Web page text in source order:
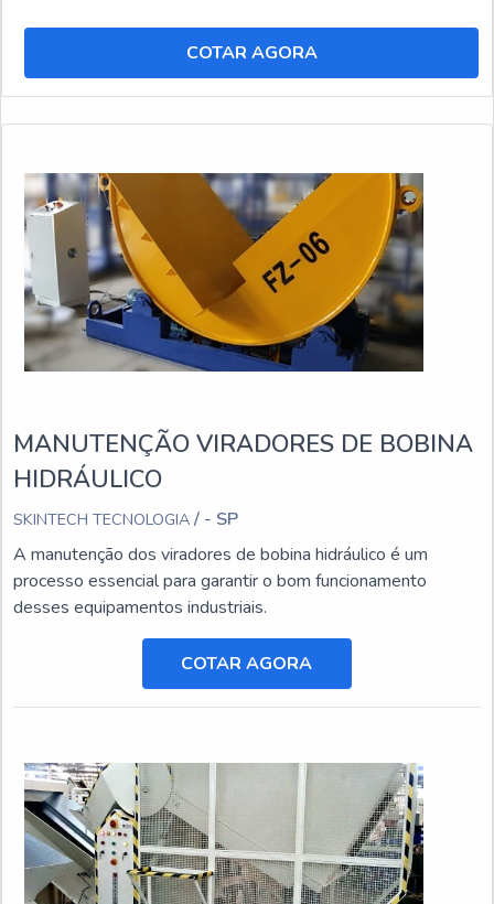
COTAR AGORA
MANUTENÇÃO VIRADORES DE BOBINA
HIDRÁULICO
SKINTECH TECNOLOGIA / - SP
A manutenção dos viradores de bobina hidráulico é um
processo essencial para garantir o bom funcionamento
desses equipamentos industriais.
COTAR AGORA